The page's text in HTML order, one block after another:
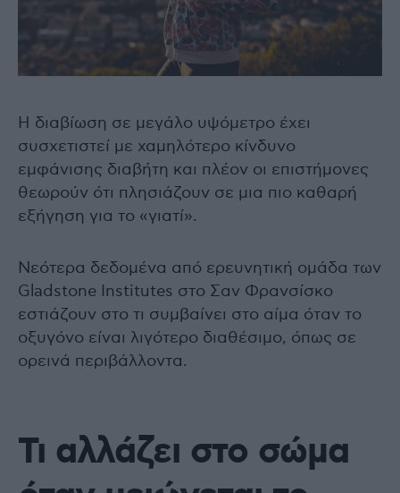
Η διαβίωση σε μεγάλο υψόμετρο έχει
συσχετιστεί με χαμηλότερο κίνδυνο
εμφάνισης διαβήτη και πλέον οι επιστήμονες
θεωρούν ότι πλησιάζουν σε μια πιο καθαρή
εξήγηση για το «γιατί».
Νεότερα δεδομένα από ερευνητική ομάδα των
Gladstone Institutes στο Σαν Φρανσίσκο
εστιάζουν στο τι συμβαίνει στο αίμα όταν το
οξυγόνο είναι λιγότερο διαθέσιμο, όπως σε
ορεινά περιβάλλοντα.
Τι αλλάζει στο σώμα